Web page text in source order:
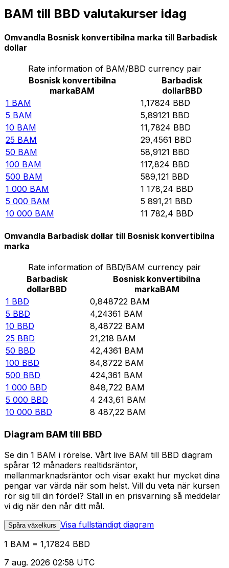
BAM till BBD valutakurser idag
Omvandla Bosnisk konvertibilna marka till Barbadisk
dollar
Rate information of BAM/BBD currency pair
Bosnisk konvertibilna
markaBAM
Barbadisk
dollarBBD
1 BAM 1,17824 BBD
5 BAM 5,89121 BBD
10 BAM 11,7824 BBD
25 BAM 29,4561 BBD
50 BAM 58,9121 BBD
100 BAM 117,824 BBD
500 BAM 589,121 BBD
1 000 BAM 1 178,24 BBD
5 000 BAM 5 891,21 BBD
10 000 BAM 11 782,4 BBD
Omvandla Barbadisk dollar till Bosnisk konvertibilna
marka
Rate information of BBD/BAM currency pair
Barbadisk
dollarBBD
Bosnisk konvertibilna
markaBAM
1 BBD 0,848722 BAM
5 BBD 4,24361 BAM
10 BBD 8,48722 BAM
25 BBD 21,218 BAM
50 BBD 42,4361 BAM
100 BBD 84,8722 BAM
500 BBD 424,361 BAM
1 000 BBD 848,722 BAM
5 000 BBD 4 243,61 BAM
10 000 BBD 8 487,22 BAM
Diagram BAM till BBD
Se din 1 BAM i rörelse. Vårt live BAM till BBD diagram
spårar 12 månaders realtidsräntor,
mellanmarknadsräntor och visar exakt hur mycket dina
pengar var värda när som helst. Vill du veta när kursen
rör sig till din fördel? Ställ in en prisvarning så meddelar
vi dig när den når ditt mål.
Spåra växelkurs Visa fullständigt diagram
1 BAM = 1,17824 BBD
7 aug. 2026 02:58 UTC